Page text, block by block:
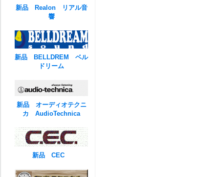
新品 Realon リアル音
響
新品 BELLDREM ベル
ドリーム
新品 オーディオテクニ
カ AudioTechnica
新品 CEC